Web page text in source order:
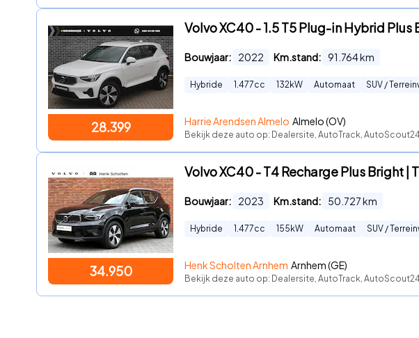
28.399
Volvo XC40 - 1.5 T5 Plug-in Hybrid Plus
Bouwjaar: 2022 Km.stand: 91.764km
Hybride 1.477cc 132kW Automaat SUV /
Harrie Arendsen Almelo Almelo (OV)
Bekijk deze auto op: Dealersite, AutoTrack,
34.950
Volvo XC40 - T4 Recharge Plus Bright |
Bouwjaar: 2023 Km.stand: 50.727km
Hybride 1.477cc 155 kW Automaat SUV /
Henk Scholten Arnhem Arnhem (GE)
Bekijk deze auto op: Dealersite, AutoTrack,